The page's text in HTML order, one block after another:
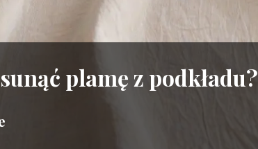
plamę z podkładu?